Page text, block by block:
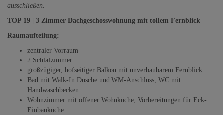
ausschließen.
TOP 19 | 3 Zimmer Dachgeschosswohnung mit tollem Fernblick
Raumaufteilung:
zentraler Vorraum
2 Schlafzimmer
großzügiger, hofseitiger Balkon mit unverbaubarem Fernblick
Bad mit Walk-In Dusche und WM-Anschluss, WC mit
Handwaschbecken
Wohnzimmer mit offener Wohnküche; Vorbereitungen für Eck-
Einbauküche